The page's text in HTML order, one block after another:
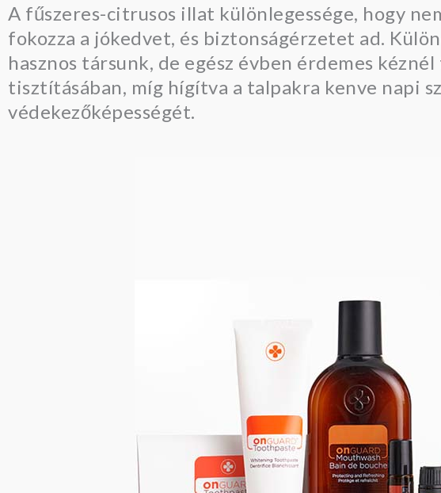
A fűszeres-citrusos illat különlegessége, hogy
fokozza a jókedvet, és biztonságérzetet ad.
hasznos társunk, de egész évben érdemes
tisztításában, míg hígítva a talpakra kenve napi
védekezőképességét.